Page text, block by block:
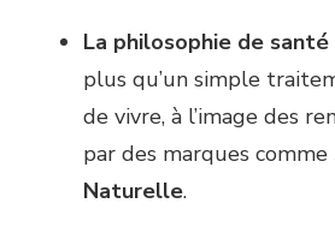
La philosophie de
plus qu’un simple
de vivre, à l’image des
par des marques comme
Naturelle.